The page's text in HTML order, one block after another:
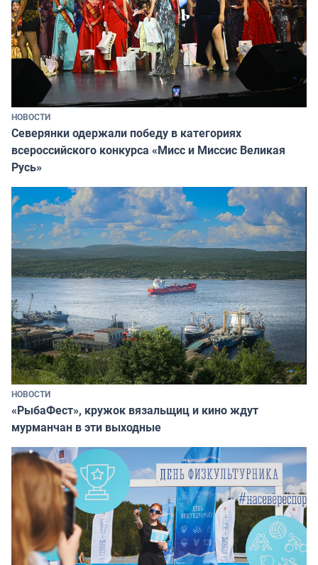
НОВОСТИ
Северянки одержали победу в категориях
всероссийского конкурса «Мисс и Миссис Великая
Русь»
НОВОСТИ
«РыбаФест», кружок вязальщиц и кино ждут
мурманчан в эти выходные